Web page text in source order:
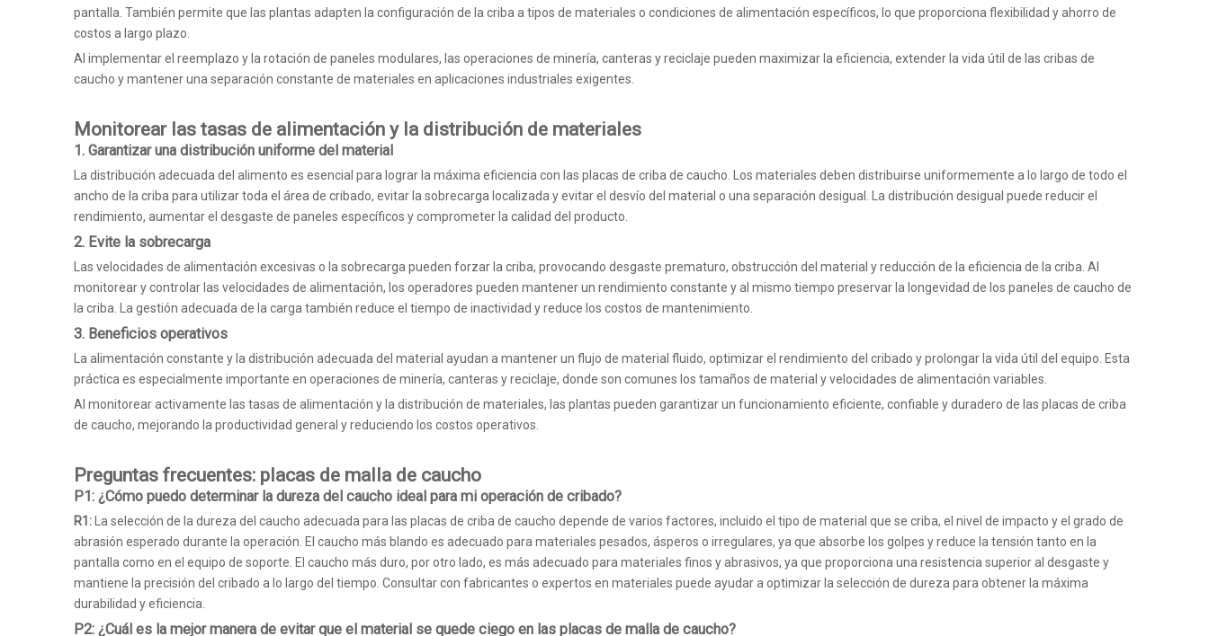
pantalla. También permite que las plantas adapten la configuración de la criba a tipos de materiales o condiciones de alimentación específicos, lo que proporciona flexibilidad y ahorro de
costos a largo plazo.
Al implementar el reemplazo y la rotación de paneles modulares, las operaciones de minería, canteras y reciclaje pueden maximizar la eficiencia, extender la vida útil de las cribas de
caucho y mantener una separación constante de materiales en aplicaciones industriales exigentes.
Monitorear las tasas de alimentación y la distribución de materiales
1. Garantizar una distribución uniforme del material
La distribución adecuada del alimento es esencial para lograr la máxima eficiencia con las placas de criba de caucho. Los materiales deben distribuirse uniformemente a lo largo de todo el
ancho de la criba para utilizar toda el área de cribado, evitar la sobrecarga localizada y evitar el desvío del material o una separación desigual. La distribución desigual puede reducir el
rendimiento, aumentar el desgaste de paneles específicos y comprometer la calidad del producto.
2. Evite la sobrecarga
Las velocidades de alimentación excesivas o la sobrecarga pueden forzar la criba, provocando desgaste prematuro, obstrucción del material y reducción de la eficiencia de la criba. Al
monitorear y controlar las velocidades de alimentación, los operadores pueden mantener un rendimiento constante y al mismo tiempo preservar la longevidad de los paneles de caucho de
la criba. La gestión adecuada de la carga también reduce el tiempo de inactividad y reduce los costos de mantenimiento.
3. Beneficios operativos
La alimentación constante y la distribución adecuada del material ayudan a mantener un flujo de material fluido, optimizar el rendimiento del cribado y prolongar la vida útil del equipo. Esta
práctica es especialmente importante en operaciones de minería, canteras y reciclaje, donde son comunes los tamaños de material y velocidades de alimentación variables.
Al monitorear activamente las tasas de alimentación y la distribución de materiales, las plantas pueden garantizar un funcionamiento eficiente, confiable y duradero de las placas de criba
de caucho, mejorando la productividad general y reduciendo los costos operativos.
Preguntas frecuentes: placas de malla de caucho
P1: ¿Cómo puedo determinar la dureza del caucho ideal para mi operación de cribado?
R1:
La selección de la dureza del caucho adecuada para las placas de criba de caucho depende de varios factores, incluido el tipo de material que se criba, el nivel de impacto y el grado de
abrasión esperado durante la operación. El caucho más blando es adecuado para materiales pesados, ásperos o irregulares, ya que absorbe los golpes y reduce la tensión tanto en la
pantalla como en el equipo de soporte. El caucho más duro, por otro lado, es más adecuado para materiales finos y abrasivos, ya que proporciona una resistencia superior al desgaste y
mantiene la precisión del cribado a lo largo del tiempo. Consultar con fabricantes o expertos en materiales puede ayudar a optimizar la selección de dureza para obtener la máxima
durabilidad y eficiencia.
P2: ¿Cuál es la mejor manera de evitar que el material se quede ciego en las placas de malla de caucho?